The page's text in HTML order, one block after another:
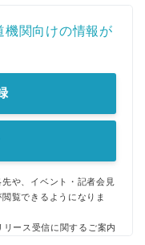
機関向けの情報が
や、イベント・記者会見
覧できるようになりま
リース受信に関するご案内